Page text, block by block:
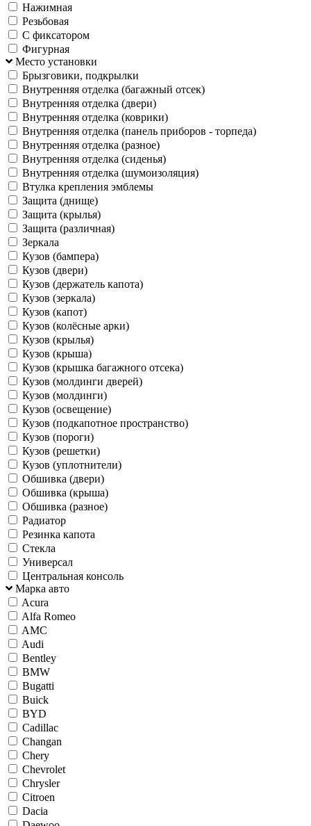
Нажимная
Резьбовая
С фиксатором
Фигурная
Место установки
Брызговики, подкрылки
Внутренняя отделка (багажный отсек)
Внутренняя отделка (двери)
Внутренняя отделка (коврики)
Внутренняя отделка (панель приборов - торпеда)
Внутренняя отделка (разное)
Внутренняя отделка (сиденья)
Внутренняя отделка (шумоизоляция)
Втулка крепления эмблемы
Защита (днище)
Защита (крылья)
Защита (различная)
Зеркала
Кузов (бампера)
Кузов (двери)
Кузов (держатель капота)
Кузов (зеркала)
Кузов (капот)
Кузов (колёсные арки)
Кузов (крылья)
Кузов (крыша)
Кузов (крышка багажного отсека)
Кузов (молдинги дверей)
Кузов (молдинги)
Кузов (освещение)
Кузов (подкапотное пространство)
Кузов (пороги)
Кузов (решетки)
Кузов (уплотнители)
Обшивка (двери)
Обшивка (крыша)
Обшивка (разное)
Радиатор
Резинка капота
Стекла
Универсал
Центральная консоль
Марка авто
Acura
Alfa Romeo
AMC
Audi
Bentley
BMW
Bugatti
Buick
BYD
Cadillac
Changan
Chery
Chevrolet
Chrysler
Citroen
Dacia